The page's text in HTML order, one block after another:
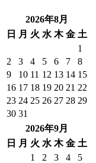
2026年8月
日
月 火 水 木 金 土
1
2
3 4 5 6 7
8
9
10 11 12 13 14 15
16 17 18 19 20 21 22
23 24 25 26 27 28 29
30 31
2026年9月
日
月 火 水 木 金 土
1
2 3 4
5